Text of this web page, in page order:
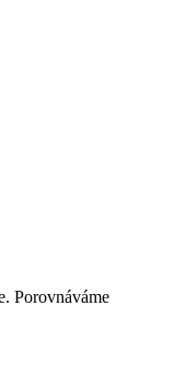
Porovnáváme